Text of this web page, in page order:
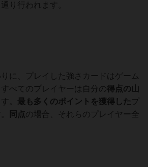
り行われます。
に、プレイした強さカードはゲーム
べてのプレイヤーは自分の得点の山
。
最も多くのポイントを獲得した プ
同点の場合、それらのプレイヤー全